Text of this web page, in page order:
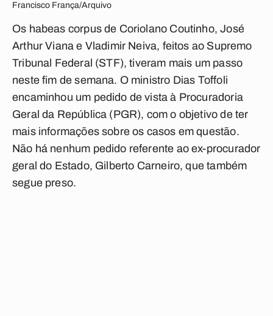
Francisco França/Arquivo
Os habeas corpus de Coriolano Coutinho, José
Arthur Viana e Vladimir Neiva, feitos ao Supremo
Tribunal Federal (STF), tiveram mais um passo
neste fim de semana. O ministro Dias Toffoli
encaminhou um pedido de vista à Procuradoria
Geral da República (PGR), com o objetivo de ter
mais informações sobre os casos em questão.
Não há nenhum pedido referente ao ex-procurador
geral do Estado, Gilberto Carneiro, que também
segue preso.